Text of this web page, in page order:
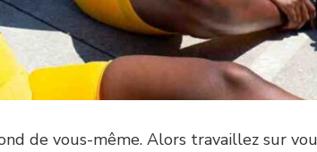
de vous-même. Alors travaillez sur